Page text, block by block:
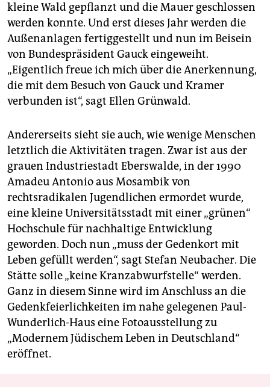
kleine Wald gepflanzt und die Mauer geschlossen
werden konnte. Und erst dieses Jahr werden die
Außenanlagen fertiggestellt und nun im Beisein
von Bundespräsident Gauck eingeweiht.
„Eigentlich freue ich mich über die Anerkennung,
die mit dem Besuch von Gauck und Kramer
verbunden ist“, sagt Ellen Grünwald.
Andererseits sieht sie auch, wie wenige Menschen
letztlich die Aktivitäten tragen. Zwar ist aus der
grauen Industriestadt Eberswalde, in der 1990
Amadeu Antonio aus Mosambik von
rechtsradikalen Jugendlichen ermordet wurde,
eine kleine Universitätsstadt mit einer „grünen“
Hochschule für nachhaltige Entwicklung
geworden. Doch nun „muss der Gedenkort mit
Leben gefüllt werden“, sagt Stefan Neubacher. Die
Stätte solle „keine Kranzabwurfstelle“ werden.
Ganz in diesem Sinne wird im Anschluss an die
Gedenkfeierlichkeiten im nahe gelegenen Paul-
Wunderlich-Haus eine Fotoausstellung zu
„Modernem Jüdischem Leben in Deutschland“
eröffnet.